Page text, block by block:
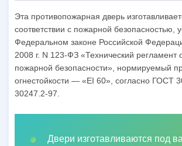
Эта противопожарная дверь
соответствии с пожарной безопасностью,
Федеральном законе Российской
2008 г. N 123-ФЗ «Технический регламент
пожарной безопасности», нормируемый
огнестойкости — «EI 60», согласно ГОСТ
30247.2-97.
Двери изготавливаются под